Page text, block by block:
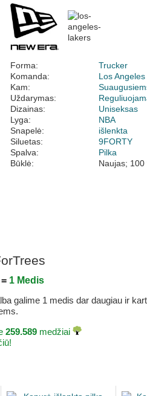
Forma:
Trucker
Komanda:
Los
Kam:
Uždarymas:
Dizainas:
Uniseksas
Lyga:
NBA
Snapelė:
išlenkta
Siluetas:
9FORTY
Spalva:
Pilka
Būklė:
Naujas;
1 Medis
galime 1 medis dar daugiau ir
259.589 medžiai